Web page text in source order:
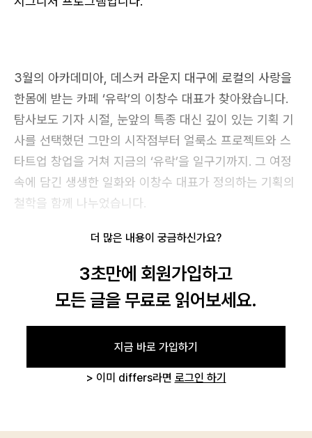
3월의 아카데미아, 데스커 라운지 대구에 로컬의 사랑을
한몸에 받는 카페 ‘유락’의 이창수 대표가 찾아왔습니다.
탐사보도 기자 시절, 눈앞의 특종 대신 깊이 있는 기획 기
사를 선택했던 그만의 시작점부터 얼룩소 프로젝트와 스
타트업 창업을 거쳐 지금의 ‘유락’을 일구기까지. 그 여정
속에 담긴 생생한 일화와 이창수 대표가 정의하는 기획의
철학을 함께 나누었습니다.
더 많은 내용이 궁금하신가요?
3초만에 회원가입하고
모든 글을 무료로 읽어보세요.
지금 바로 가입하기
> 이미 differs라면 로그인 하기
로그인